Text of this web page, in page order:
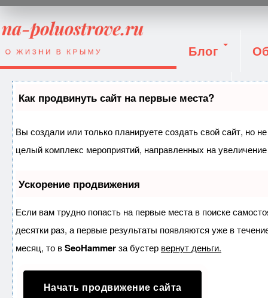
Блог
Вход
Как продвинуть сайт на первые места?
Вы создали или только планируете создать свой сайт, но
целый комплекс мероприятий, направленных на
Ускорение продвижения
Если вам трудно попасть на первые места в поиске
десятки раз, а первые результаты появляются уже в
месяц, то вSeoHammerза бустер вернут деньги.
Начать продвижение сайта